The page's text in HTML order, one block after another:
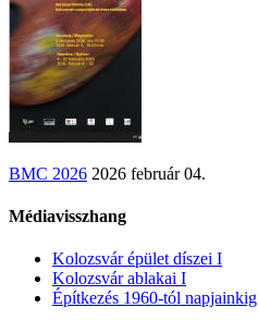
BMC 2026 2026 február 04.
Médiavisszhang
Kolozsvár épület díszei I
Kolozsvár ablakai I
Építkezés 1960-tól napjainkig